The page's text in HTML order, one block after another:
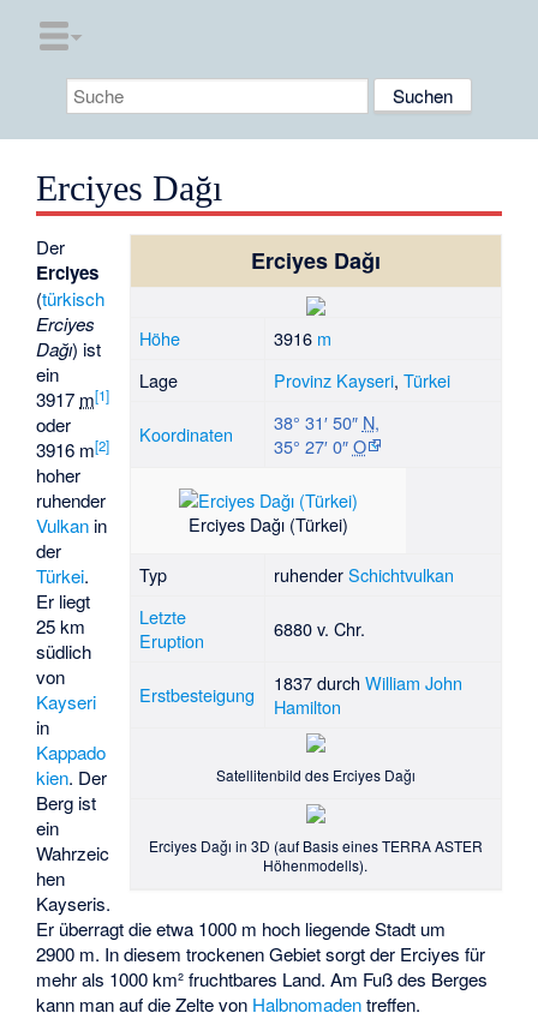
Erciyes Dağı
Erciyes Dağı
Höhe 3916 m
Lage
Provinz Kayseri, Türkei
Koordinaten 38° 31′ 50″ N,
35° 27′ 0″O
Erciyes Dağı (Türkei)
Typ ruhenderSchichtvulkan
Letzte
Eruption
6880 v. Chr.
Erstbesteigung 1837 durch William John
Hamilton
Satellitenbild des Erciyes Dağı
Erciyes Dağı in 3D (auf Basis eines TERRA ASTER
Höhenmodells).
Der
Erciyes
(türkisch
Erciyes
Dağı) ist
ein
3917 m[1]
oder
3916 m[2]
hoher
ruhender
Vulkan in
der
Türkei.
Er liegt
25 km
südlich
von
Kayseri
in
Kappado
kien. Der
Berg ist
ein
Wahrzeic
hen
Kayseris.
Er überragt die etwa 1000 m hoch liegende Stadt um
2900 m. In diesem trockenen Gebiet sorgt der Erciyes für
mehr als 1000 km² fruchtbares Land. Am Fuß des Berges
kann man auf die Zelte von Halbnomadentreffen.